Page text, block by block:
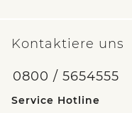
Kontaktiere uns
0800 / 5654555
Service Hotline